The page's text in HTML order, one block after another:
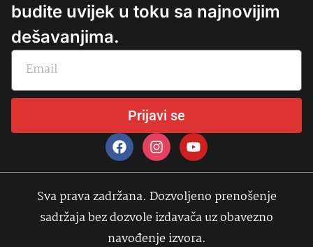
budite uvijek u toku sa najnovijim
dešavanjima.
Prijavi se
Sva prava zadržana. Dozvoljeno prenošenje
sadržaja bez dozvole izdavača uz obavezno
navođenje izvora.